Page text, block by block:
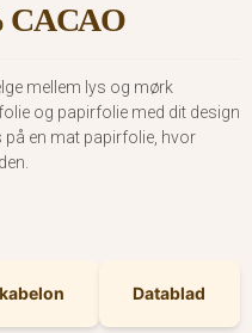
CACAO
mellem lys og mørk
og papirfolie med dit design
på en mat papirfolie, hvor
Datablad